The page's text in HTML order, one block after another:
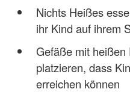
Nichts Heißes
ihr Kind auf ihrem
Gefäße mit heißen
platzieren, dass
erreichen können